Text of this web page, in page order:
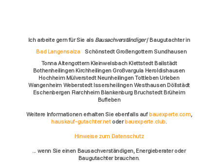
Ich arbeite gern für Sie als Bausachverständiger/ Baugutachter in
Bad Langensalza
Schönstedt Großengottern Sundhausen
Tonna Altengottern Kleinwelsbach Klettstedt Ballstädt
Bothenheilingen Kirchheilingen Großvargula Heroldishausen
Hochheim Mülverstedt Neunheilingen Tottleben Urleben
Wangenheim Weberstedt Issersheilingen Westhausen Döllstädt
Eschenbergen Flarchheim Blankenburg Bruchstedt Brüheim
Bufleben
Weitere Informationen erhalten Sie ebenfalls auf bauexperte.com,
hauskauf-gutachter.netoderbauexperte.club.
Hinweise zum Datenschutz
... wenn Sie einen Bausachverständigen, Energieberater oder
Baugutachter brauchen.